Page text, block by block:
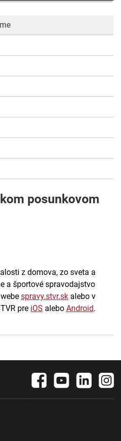
posunkovom
z domova, zo sveta a
a športové spravodajstvo
spravy.stvr.sk alebo v
pre iOS alebo Android.